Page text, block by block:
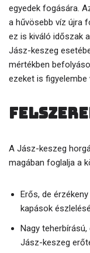
egyedek fogására.
a hűvösebb víz újra
ez is kiváló időszak
Jász-keszeg
mértékben
ezeket is
A Jász-keszeg
magában foglalja a
Erős, de
kapások
Nagy
Jász-keszeg